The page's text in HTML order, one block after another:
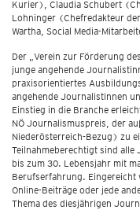
Kurier), Claudia Schubert
Lohninger (Chefredakteur
Wartha, Social Media-
Der „Verein zur Förderung
junge angehende
praxisorientiertes
angehende Journalistinnen
Einstieg in die Branche
NÖ Journalismuspreis, der
Niederösterreich-Bezug) zu
Teilnahmeberechtigt sind
bis zum 30. Lebensjahr mit
Berufserfahrung. Eingereicht
Online-Beiträge oder jede
Thema des diesjährigen